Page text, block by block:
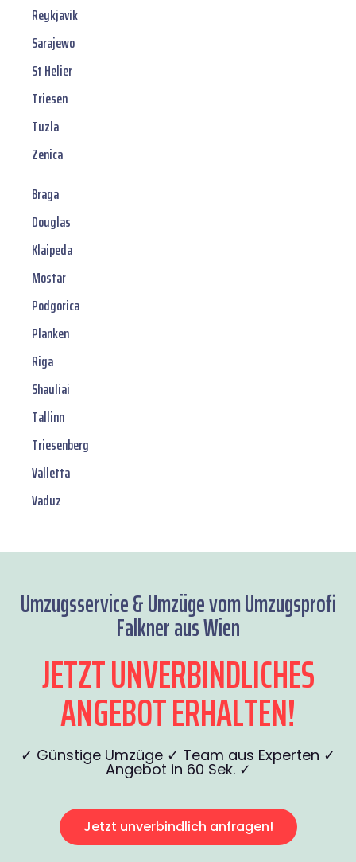
Reykjavik
Sarajewo
St Helier
Triesen
Tuzla
Zenica
Braga
Douglas
Klaipeda
Mostar
Podgorica
Planken
Riga
Shauliai
Tallinn
Triesenberg
Valletta
Vaduz
Umzugsservice & Umzüge vom Umzugsprofi
Falkner aus Wien
JETZT UNVERBINDLICHES
ANGEBOT ERHALTEN!
✓ Günstige Umzüge ✓ Team aus Experten ✓
Angebot in 60 Sek. ✓
Jetzt unverbindlich anfragen!